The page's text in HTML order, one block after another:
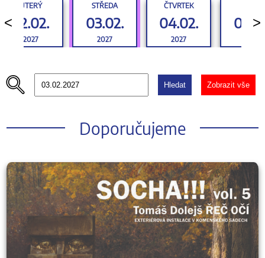
<
ÚTERÝ
02.02.
2027
STŘEDA
03.02.
2027
ČTVRTEK
04.02.
2027
>
Hledat Zobrazit vše
Doporučujeme